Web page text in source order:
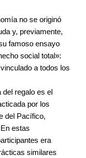
no se originó
y, previamente,
famoso ensayo
social total»:
a todos los
regalo es el
por los
del Pacífico,
estas
era
similares